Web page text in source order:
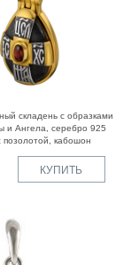
складень с образками
и Ангела, серебро 925
позолотой, кабошон
КУПИТЬ